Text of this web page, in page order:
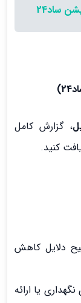
، گزارش کامل
کنید.
دلایل کاهش
نگهداری یا ارائه